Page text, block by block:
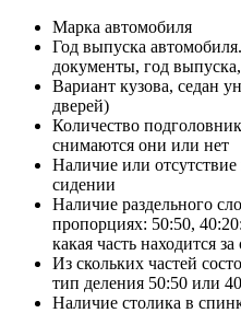
Марка автомобиля
Год выпуска
документы, год
Вариант кузова, седан
дверей)
Количество
снимаются они или нет
Наличие или
сидении
Наличие раздельного
пропорциях: 50:50,
какая часть находится
Из скольких частей
тип деления 50:50 или
Наличие столика в